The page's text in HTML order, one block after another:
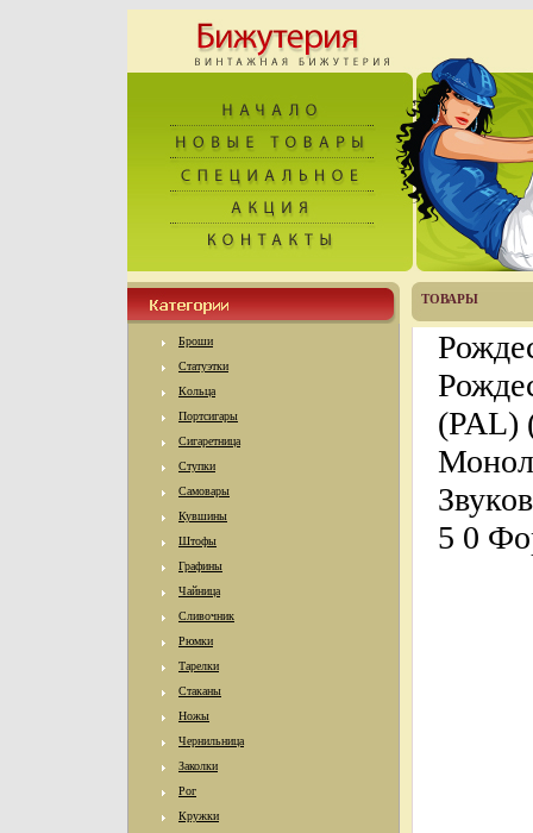
Броши
Статуэтки
Кольца
Портсигары
Сигаретница
Ступки
Самовары
Кувшины
Штофы
Графины
Чайница
Сливочник
Рюмки
Тарелки
Стаканы
Ножы
Чернильница
Заколки
Рог
Кружки
ТОВАРЫ
(PAL)
5 0